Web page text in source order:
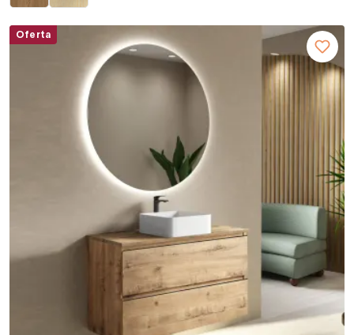
Oferta